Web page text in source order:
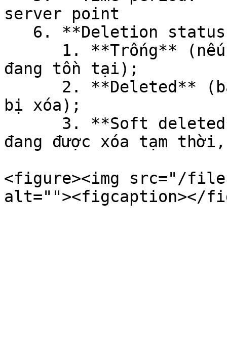
server point
đang tồn tại);
bị xóa);
đang được xóa tạm
<figure><img src="/files/